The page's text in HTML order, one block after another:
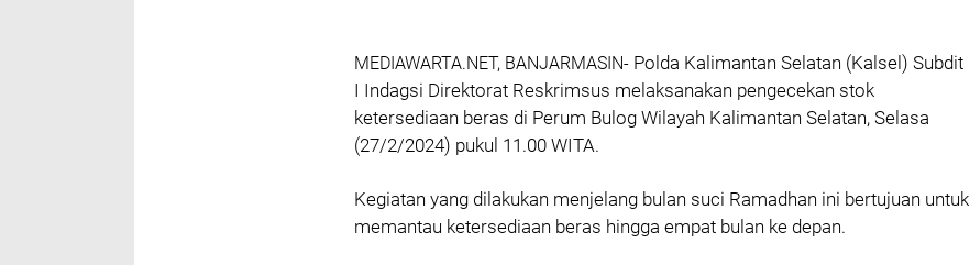
MEDIAWARTA.NET, BANJARMASIN- Polda Kalimantan Selatan (Kalsel) Subdit
I Indagsi Direktorat Reskrimsus melaksanakan pengecekan stok
ketersediaan beras di Perum Bulog Wilayah Kalimantan Selatan, Selasa
(27/2/2024) pukul 11.00 WITA.
Kegiatan yang dilakukan menjelang bulan suci Ramadhan ini bertujuan untuk
memantau ketersediaan beras hingga empat bulan ke depan.